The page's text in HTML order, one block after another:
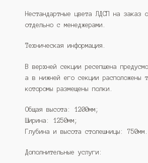
Нестандартные цвета ЛДСП на заказ
отдельно с менеджерами.
Техническая информация.
В верхней секции ресепшена
а в нижней его секции расположены
которомы размещены полки.
Общая высота: 1200мм;
Ширина: 1250мм;
Глубина и высота столешницы: 750мм.
Дополнительные услуги: